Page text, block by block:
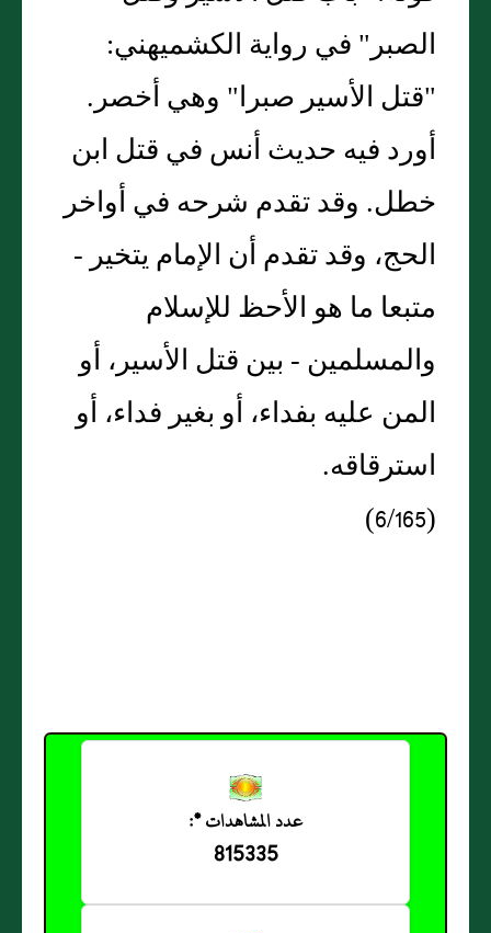
الصبر" في رواية الكشميهني:
"قتل الأسير صبرا" وهي أخصر.
أورد فيه حديث أنس في قتل ابن
خطل. وقد تقدم شرحه في أواخر
الحج، وقد تقدم أن الإمام يتخير -
متبعا ما هو الأحظ للإسلام
والمسلمين - بين قتل الأسير، أو
المن عليه بفداء، أو بغير فداء، أو
استرقاقه.
(6/165)
عدد المشاهدات *:
815335